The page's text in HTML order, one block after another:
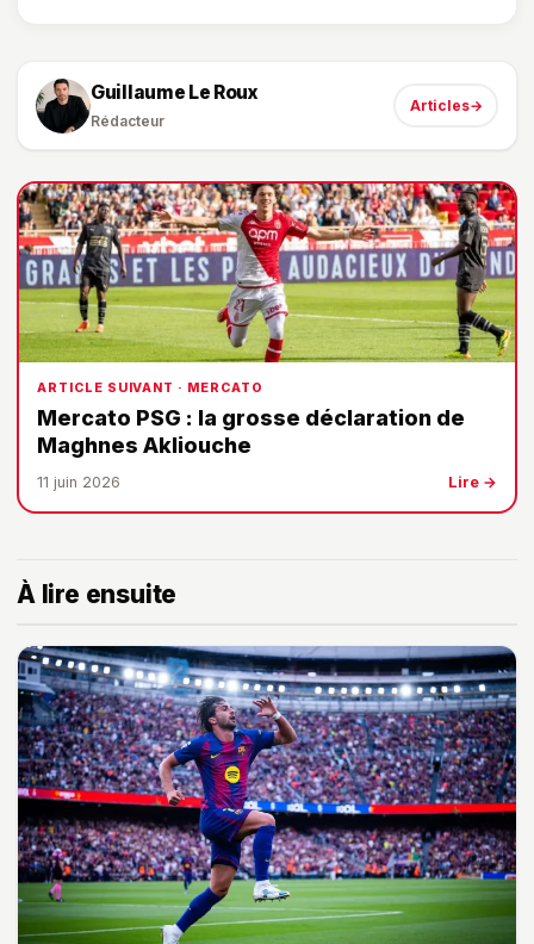
Guillaume Le Roux
Rédacteur
Articles→
ARTICLE SUIVANT · MERCATO
Mercato PSG : la grosse déclaration de
Maghnes Akliouche
11 juin 2026 Lire →
À lire ensuite